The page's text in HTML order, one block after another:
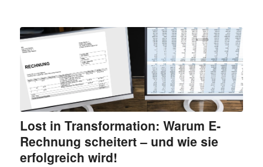
Lost in Transformation: Warum E-
Rechnung scheitert – und wie sie
erfolgreich wird!